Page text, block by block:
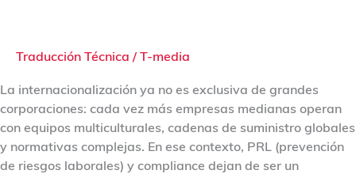
Traducción Técnica / T-media
La internacionalización ya no es exclusiva de grandes
corporaciones: cada vez más empresas medianas operan
con equipos multiculturales, cadenas de suministro globales
y normativas complejas. En ese contexto, PRL (prevención
de riesgos laborales) y compliance dejan de ser un